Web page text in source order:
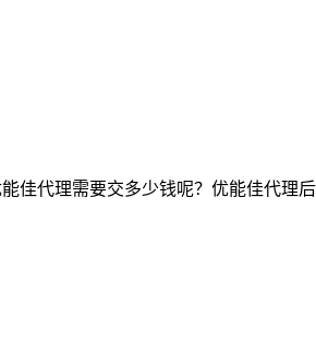
代理需要交多少钱呢？优能佳代理